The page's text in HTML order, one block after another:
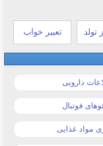
تولد تعبیر خواب
دارویی
فوتبال
مواد غذایی